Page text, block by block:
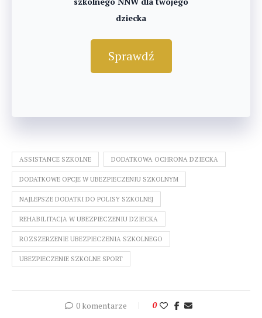
dziecka
Sprawdź
ASSISTANCE SZKOLNE DODATKOWA OCHRONA DZIECKA
DODATKOWE OPCJE W UBEZPIECZENIU SZKOLNYM
NAJLEPSZE DODATKI DO POLISY SZKOLNEJ
REHABILITACJA W UBEZPIECZENIU DZIECKA
ROZSZERZENIE UBEZPIECZENIA SZKOLNEGO
UBEZPIECZENIE SZKOLNE SPORT
0 komentarze 0